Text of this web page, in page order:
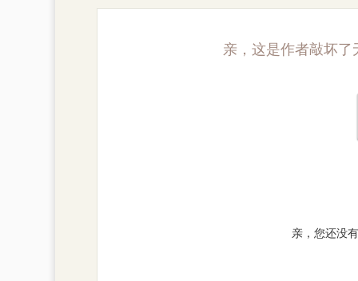
亲，这是作者敲坏
亲，您还没